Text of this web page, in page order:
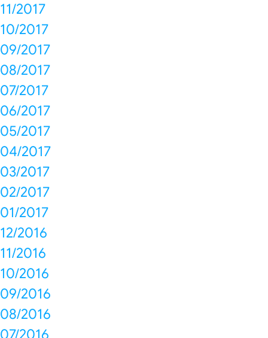
11/2017
10/2017
09/2017
08/2017
07/2017
06/2017
05/2017
04/2017
03/2017
02/2017
01/2017
12/2016
11/2016
10/2016
09/2016
08/2016